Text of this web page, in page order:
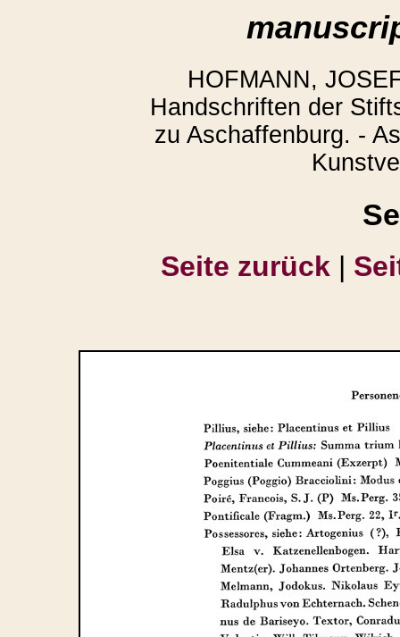
HOFMANN,
Handschriften der
zu Aschaffenburg. -
Seite zurück |